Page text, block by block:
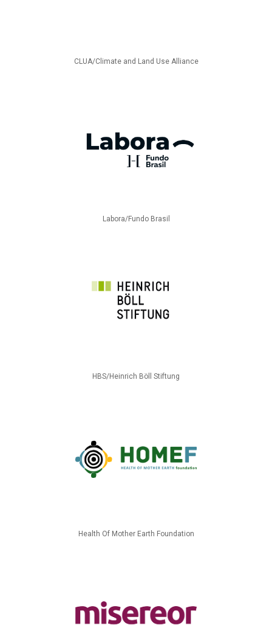
CLUA/Climate and Land Use Alliance
Labora/Fundo Brasil
HBS/Heinrich Böll Stiftung
Health Of Mother Earth Foundation